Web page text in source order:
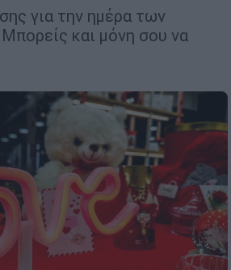
για την ημέρα των
και μόνη σου να